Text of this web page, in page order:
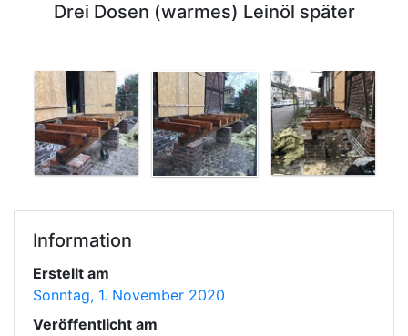
Drei Dosen (warmes) Leinöl später
Information
Erstellt am
Sonntag, 1. November 2020
Veröffentlicht am